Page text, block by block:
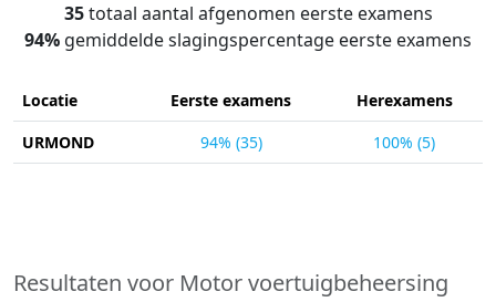
35totaal aantal afgenomen eerste examens
94% gemiddelde slagingspercentage eerste examens
Locatie Eerste examens
Herexamens
URMOND
94% (35) 100% (5)
Resultaten voor Motor voertuigbeheersing